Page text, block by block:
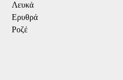
Λευκά
Ερυθρά
Ροζέ